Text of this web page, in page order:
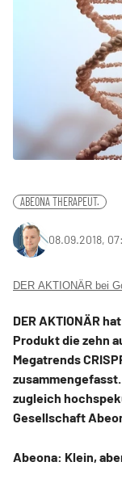
ABEONA THERAPEUT.
08.09.2018,
DER AKTIONÄR bei
DER AKTIONÄR
Produkt die zehn
Megatrends
zugleich
Gesellschaft
Abeona: Klein,